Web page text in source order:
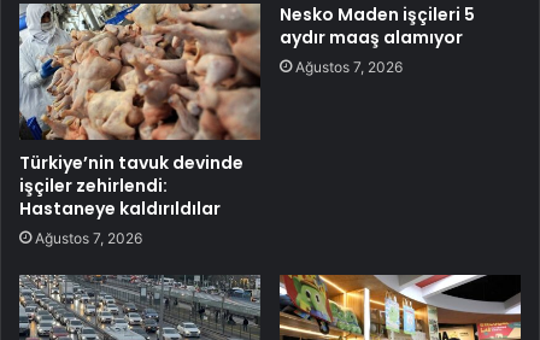
Türkiye’nin tavuk devinde
işçiler zehirlendi:
Hastaneye kaldırıldılar
Ağustos 7, 2026
Nesko Maden işçileri 5
aydır maaş alamıyor
Ağustos 7, 2026